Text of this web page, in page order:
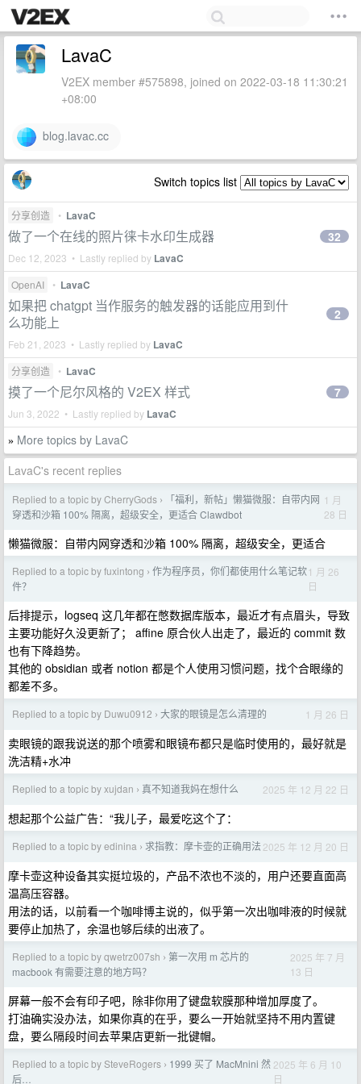
LavaC
V2EX member #575898, joined on 2022-03-18 11:30:21
+08:00
blog.lavac.cc
Switch topics list
分享创造 • LavaC
做了一个在线的照片徕卡水印生成器
Dec 12, 2023 • Lastly replied by LavaC
32
OpenAI • LavaC
如果把 chatgpt 当作服务的触发器的话能应用到什
么功能上
Feb 21, 2023 • Lastly replied by LavaC
2
分享创造 • LavaC
摸了一个尼尔风格的 V2EX 样式
Jun 3, 2022 • Lastly replied by LavaC
7
» More topics by LavaC
LavaC's recent replies
Replied to a topic by CherryGods ›
「福利，新帖」懒猫微服：自带内网
穿透和沙箱 100% 隔离，超级安全，更适合 Clawdbot
1 月
28 日
懒猫微服：自带内网穿透和沙箱 100% 隔离，超级安全，更适合
Replied to a topic by fuxintong › 作为程序员，你们都使用什么笔记软
件？
1 月 26
日
后排提示，logseq 这几年都在憋数据库版本，最近才有点眉头，导致
主要功能好久没更新了； affine 原合伙人出走了，最近的 commit 数
也有下降趋势。
其他的 obsidian 或者 notion 都是个人使用习惯问题，找个合眼缘的
都差不多。
Replied to a topic by Duwu0912 › 大家的眼镜是怎么清理的 1 月 26 日
卖眼镜的跟我说送的那个喷雾和眼镜布都只是临时使用的，最好就是
洗洁精+水冲
Replied to a topic by xujdan › 真不知道我妈在想什么 2025 年 12 月 22 日
想起那个公益广告：“我儿子，最爱吃这个了：
Replied to a topic by edinina › 求指教：摩卡壶的正确用法2025 年 12 月 20 日
摩卡壶这种设备其实挺垃圾的，产品不浓也不淡的，用户还要直面高
温高压容器。
用法的话，以前看一个咖啡博主说的，似乎第一次出咖啡液的时候就
要停止加热了，余温也够后续的出液了。
Replied to a topic by qwetrz007sh › 第一次用 m 芯片的
macbook 有需要注意的地方吗？
2025 年 7 月
13 日
屏幕一般不会有印子吧，除非你用了键盘软膜那种增加厚度了。
打油确实没办法，如果你真的在乎，要么一开始就坚持不用内置键
盘，要么隔段时间去苹果店更新一批键帽。
Replied to a topic by SteveRogers › 1999 买了 MacMnini 然
后…
2025 年 6 月 10
日